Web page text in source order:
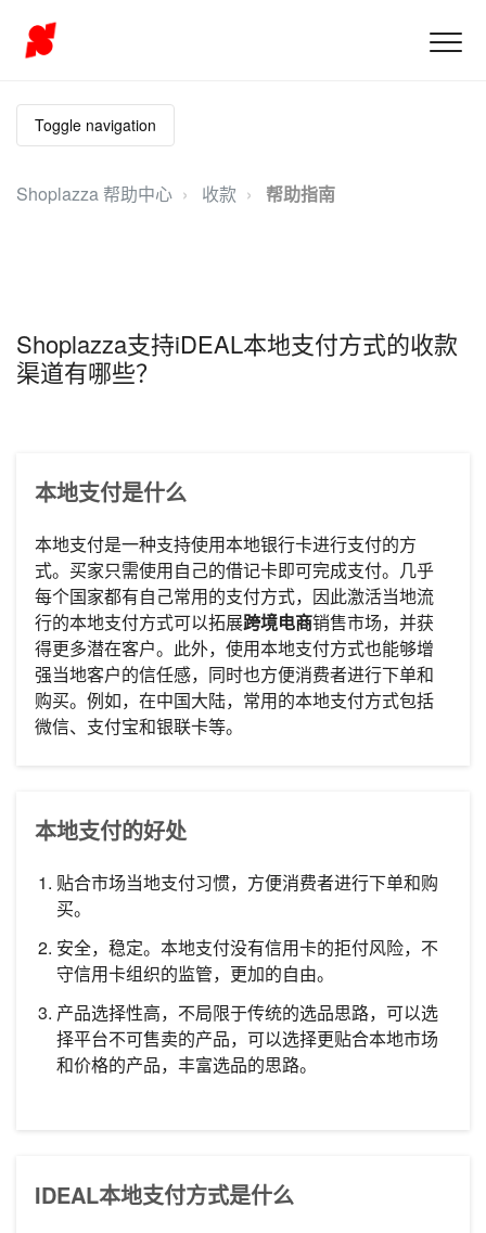
Toggle navigation
Shoplazza 帮助中心 收款 帮助指南
Shoplazza支持iDEAL本地支付方式的收款
渠道有哪些？
本地支付是什么
本地支付是一种支持使用本地银行卡进行支付的方
式。买家只需使用自己的借记卡即可完成支付。几乎
每个国家都有自己常用的支付方式，因此激活当地流
行的本地支付方式可以拓展跨境电商销售市场，并获
得更多潜在客户。此外，使用本地支付方式也能够增
强当地客户的信任感，同时也方便消费者进行下单和
购买。例如，在中国大陆，常用的本地支付方式包括
微信、支付宝和银联卡等。
本地支付的好处
贴合市场当地支付习惯，方便消费者进行下单和购
买。
安全，稳定。本地支付没有信用卡的拒付风险，不
守信用卡组织的监管，更加的自由。
产品选择性高，不局限于传统的选品思路，可以选
择平台不可售卖的产品，可以选择更贴合本地市场
和价格的产品，丰富选品的思路。
IDEAL本地支付方式是什么